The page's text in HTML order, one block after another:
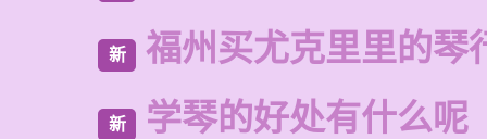
新 福州买尤克里里的琴
新 学琴的好处有什么呢